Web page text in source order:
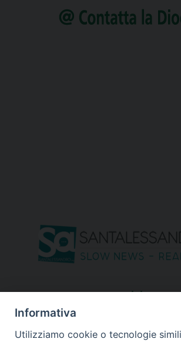
seguici su
Informativa
Utilizziamo cookie o tecnologie